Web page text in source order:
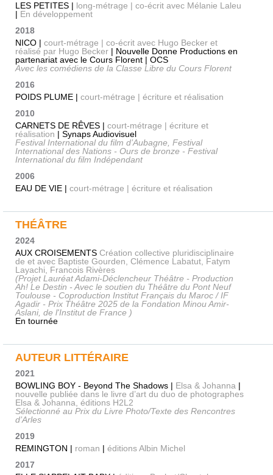
LES PETITES | long-métrage | co-écrit avec Mélanie Laleu
| En développement
2018
NICO | court-métrage | co-écrit avec Hugo Becker et
réalisé par Hugo Becker | Nouvelle Donne Productions en
partenariat avec le Cours Florent | OCS
Avec les comédiens de la Classe Libre du Cours Florent
2016
POIDS PLUME | court-métrage | écriture et réalisation
2010
CARNETS DE RÊVES | court-métrage | écriture et
réalisation | Synaps Audiovisuel
Festival International du film d’Aubagne, Festival
International des Nations - Ours de bronze - Festival
International du film Indépendant
2006
EAU DE VIE | court-métrage | écriture et réalisation
THÉÂTRE
2024
AUX CROISEMENTS Création collective pluridisciplinaire
de et avec Baptiste Gourden, Clémence Labatut, Fatym
Layachi, Francois Rivères
(Projet Lauréat Adami-Déclencheur Théâtre - Production
Ah! Le Destin - Avec le soutien du Théâtre du Pont Neuf
Toulouse - Coproduction Institut Français du Maroc / IF
Agadir - Prix Théâtre 2025 de la Fondation Minou Amir-
Aslani, de l'Institut de France )
En tournée
AUTEUR LITTÉRAIRE
2021
BOWLING BOY - Beyond The Shadows | Elsa & Johanna |
nouvelle publiée dans le livre d’art du duo de photographes
Elsa & Johanna, éditions H2L2
Sélectionné au Prix du Livre Photo/Texte des Rencontres
d’Arles
2019
REMINGTON | roman | éditions Albin Michel
2017